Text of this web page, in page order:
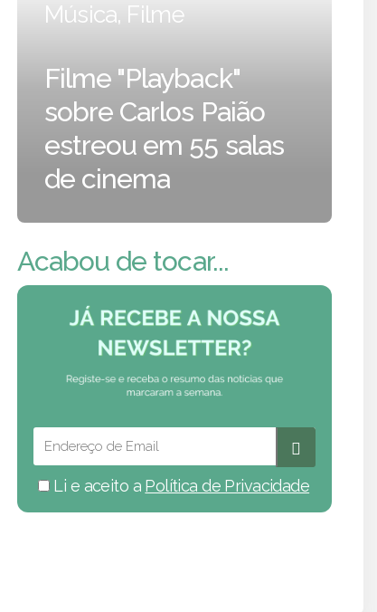
Música, Filme
Filme "Playback"
sobre Carlos Paião
estreou em 55 salas
de cinema
Acabou de tocar...
Li e aceito a Política de Privacidade